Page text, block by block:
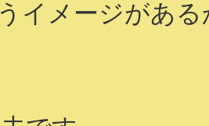
イメージがあ